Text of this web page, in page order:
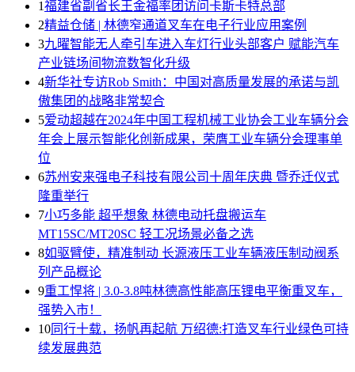
1福建省副省长王金福率团访问卡斯卡特总部
2精益仓储 | 林德窄通道叉车在电子行业应用案例
3九曜智能无人牵引车进入车灯行业头部客户 赋能汽车
产业链场间物流数智化升级
4新华社专访Rob Smith：中国对高质量发展的承诺与凯
傲集团的战略非常契合
5爱动超越在2024年中国工程机械工业协会工业车辆分会
年会上展示智能化创新成果，荣膺工业车辆分会理事单
位
6苏州安来强电子科技有限公司十周年庆典 暨乔迁仪式
隆重举行
7小巧多能 超乎想象 林德电动托盘搬运车
MT15SC/MT20SC 轻工况场景必备之选
8如驱臂使，精准制动 长源液压工业车辆液压制动阀系
列产品概论
9重工悍将 | 3.0-3.8吨林德高性能高压锂电平衡重叉车，
强势入市！
10同行十载，扬帆再起航 万绍德:打造叉车行业绿色可持
续发展典范